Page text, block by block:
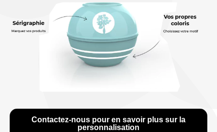
Contactez-nous pour en savoir plus sur la
personnalisation